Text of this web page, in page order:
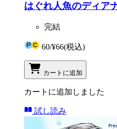
はぐれ人魚のディア
完結
60/¥66(税込)
カートに追加
カートに追加しました
試し読み